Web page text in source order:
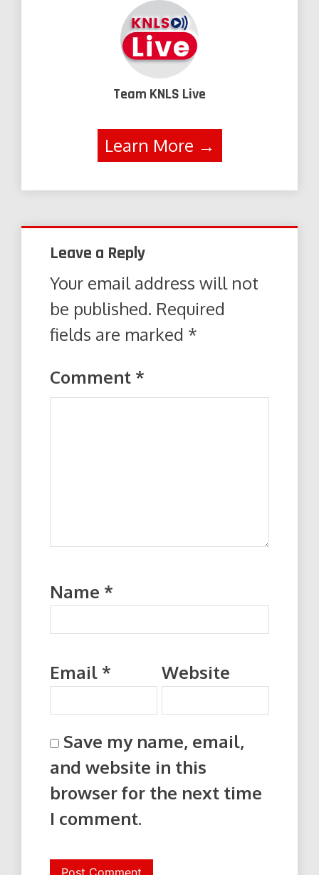
Team KNLS Live
Learn More →
Leave a Reply
Your email address will not
be published. Required
fields are marked *
Comment *
Name *
Email * Website
Save my name, email,
and website in this
browser for the next time
I comment.